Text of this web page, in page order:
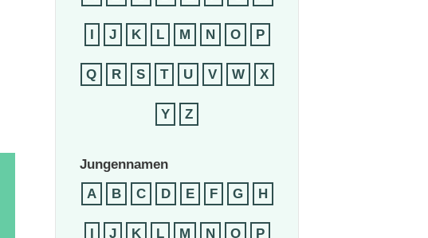
I J K L M N O P
Q R S T U V W X
Y Z
Jungennamen
A
B C D E F G H
I J K L M N O P